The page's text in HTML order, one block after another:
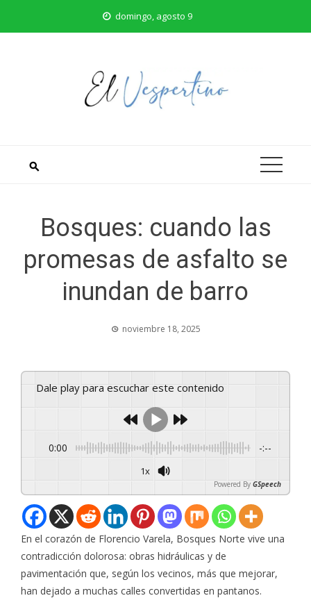
domingo, agosto 9
Bosques: cuando las
promesas de asfalto se
inundan de barro
noviembre 18, 2025
Dale play para escuchar este contenido
0:00 -:--
1x
Powered By GSpeech
En el corazón de Florencio Varela, Bosques Norte vive una
contradicción dolorosa: obras hidráulicas y de
pavimentación que, según los vecinos, más que mejorar,
han dejado a muchas calles convertidas en pantanos.